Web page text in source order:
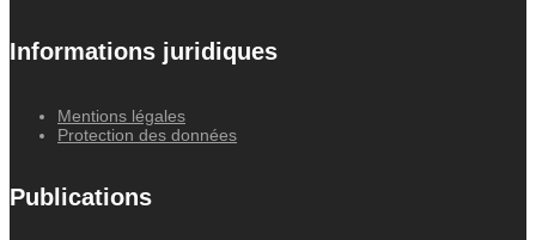
Informations juridiques
Mentions légales
Protection des données
Publications